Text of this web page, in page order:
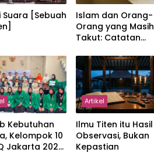
Suara [Sebuah
Islam dan Orang-
Orang yang Masih
Takut: Catatan
Kemajemukan, dan
Negara dalam
Pemikiran Masykuri
Abdillah
Kebutuhan
Kelompok 10
Jakarta 2026
Artikel
Ilmu Titen itu Hasil
Observasi, Bukan
Kepastian